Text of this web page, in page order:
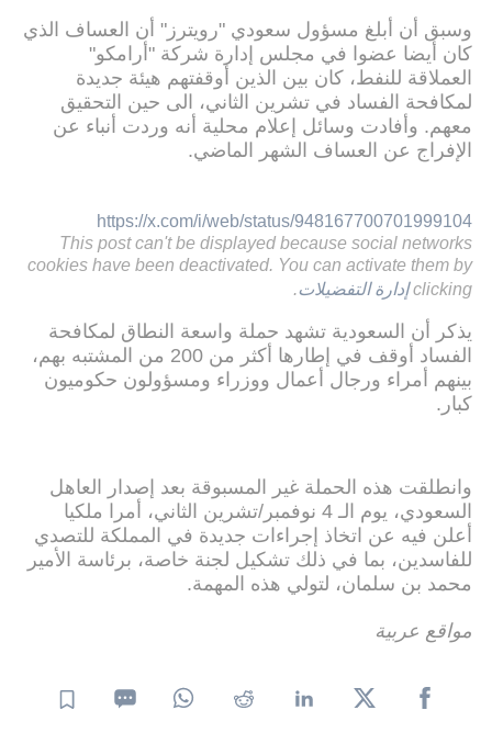
وسبق أن أبلغ مسؤول سعودي "رويترز" أن العساف الذي
كان أيضا عضوا في مجلس إدارة شركة "أرامكو"
العملاقة للنفط، كان بين الذين أوقفتهم هيئة جديدة
لمكافحة الفساد في تشرين الثاني، الى حين التحقيق
معهم. وأفادت وسائل إعلام محلية أنه وردت أنباء عن
الإفراج عن العساف الشهر الماضي.
https://x.com/i/web/status/948167700701999104
This post can't be displayed because social networks
cookies have been deactivated. You can activate them by
clicking إدارة التفضيلات
يذكر أن السعودية تشهد حملة واسعة النطاق لمكافحة
الفساد أوقف في إطارها أكثر من 200 من المشتبه بهم،
بينهم أمراء ورجال أعمال ووزراء ومسؤولون حكوميون
كبار.
وانطلقت هذه الحملة غير المسبوقة بعد إصدار العاهل
السعودي، يوم الـ 4 نوفمبر/تشرين الثاني، أمرا ملكيا
أعلن فيه عن اتخاذ إجراءات جديدة في المملكة للتصدي
للفاسدين، بما في ذلك تشكيل لجنة خاصة، برئاسة الأمير
محمد بن سلمان، لتولي هذه المهمة.
مواقع عربية